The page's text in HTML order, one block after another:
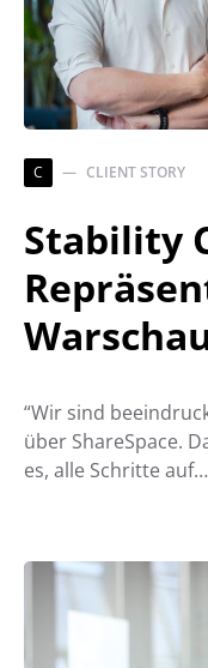
C CLIENT STORY
Stability
“Wir sind
über ShareSpace.
es, alle Schritte auf…